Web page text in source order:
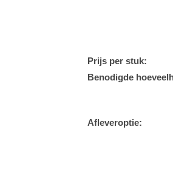
Prijs per stuk:
Benodigde
Afleveroptie: